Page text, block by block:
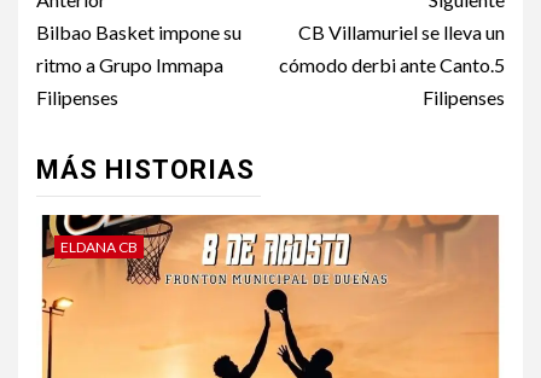
Bilbao Basket impone su
ritmo a Grupo Immapa
Filipenses
CB Villamuriel se lleva un
cómodo derbi ante Canto.5
Filipenses
MÁS HISTORIAS
ELDANA CB